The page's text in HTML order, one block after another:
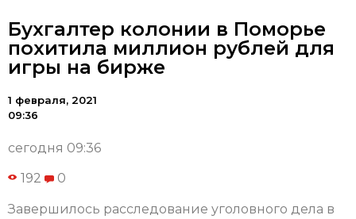
Бухгалтер колонии в Поморье
похитила миллион рублей для
игры на бирже
1 февраля, 2021
09:36
сегодня 09:36
192 0
Завершилось расследование уголовного дела в